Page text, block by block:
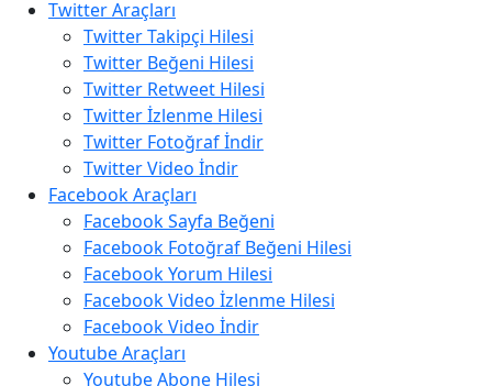
Twitter Araçları
Twitter Takipçi Hilesi
Twitter Beğeni Hilesi
Twitter Retweet Hilesi
Twitter İzlenme Hilesi
Twitter Fotoğraf İndir
Twitter Video İndir
Facebook Araçları
Facebook Sayfa Beğeni
Facebook Fotoğraf Beğeni Hilesi
Facebook Yorum Hilesi
Facebook Video İzlenme Hilesi
Facebook Video İndir
Youtube Araçları
Youtube Abone Hilesi